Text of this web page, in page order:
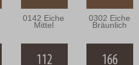
0142 Eiche
Mittel
0302 Eiche
Bräunlich